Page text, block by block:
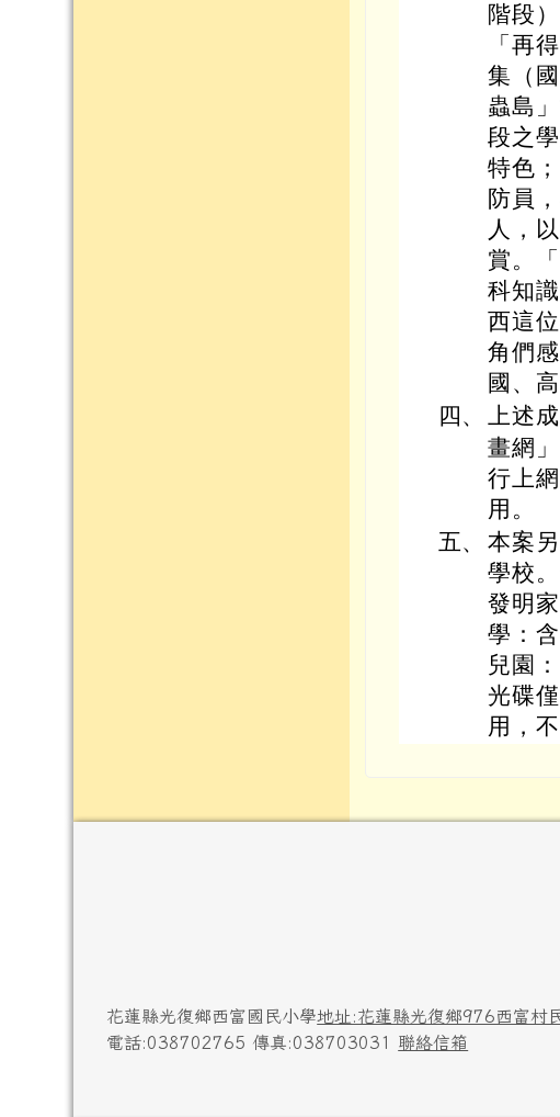
階段
「再
集（
蟲島
段之
特色
防員
人，
賞。
科知
西這
角們
國、
四、 上述
畫網
行上
用。
五、 本案
學校
發明
學：
兒園
光碟
用，
花蓮縣光復鄉西富國民小學地址:花蓮縣光復鄉976西富村
電話:038702765 傳真:038703031 聯絡信箱